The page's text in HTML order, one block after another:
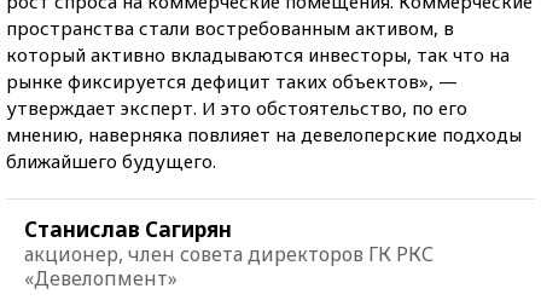
пространства стали востребованным активом, в
который активно вкладываются инвесторы, так что на
рынке фиксируется дефицит таких объектов», —
утверждает эксперт. И это обстоятельство, по его
мнению, наверняка повлияет на девелоперские подходы
ближайшего будущего.
Станислав Сагирян
акционер, член совета директоров ГК РКС
«Девелопмент»